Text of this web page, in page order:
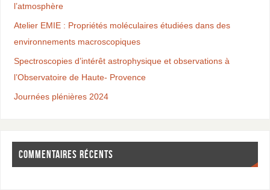
l’atmosphère
Atelier EMIE : Propriétés moléculaires étudiées dans des
environnements macroscopiques
Spectroscopies d’intérêt astrophysique et observations à
l’Observatoire de Haute- Provence
Journées plénières 2024
COMMENTAIRES RÉCENTS